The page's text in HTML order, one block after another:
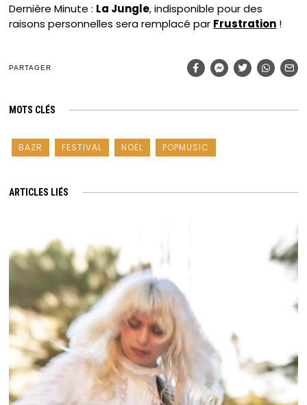
Dernière Minute : La Jungle, indisponible pour des
raisons personnelles sera remplacé par Frustration !
PARTAGER
MOTS CLÉS
BAZR FESTIVAL NOËL POPMUSIC
ARTICLES LIÉS